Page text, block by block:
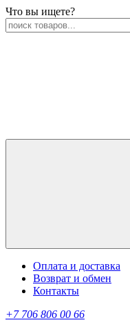
Что вы ищете?
Оплата и доставка
Возврат и обмен
Контакты
+7 706 806 00 66